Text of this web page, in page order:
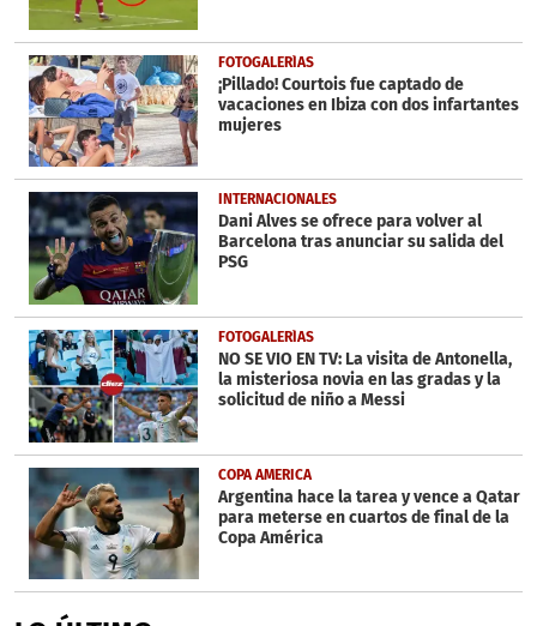
FOTOGALERÍAS
¡Pillado! Courtois fue captado de
vacaciones en Ibiza con dos infartantes
mujeres
INTERNACIONALES
Dani Alves se ofrece para volver al
Barcelona tras anunciar su salida del
PSG
FOTOGALERÍAS
NO SE VIO EN TV: La visita de Antonella,
la misteriosa novia en las gradas y la
solicitud de niño a Messi
COPA AMERICA
Argentina hace la tarea y vence a Qatar
para meterse en cuartos de final de la
Copa América